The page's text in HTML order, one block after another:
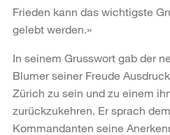
Frieden kann das wichtigste
gelebt werden.»
In seinem Grusswort gab der
Blumer seiner Freude
Zürich zu sein und zu einem
zurückzukehren. Er sprach
Kommandanten seine